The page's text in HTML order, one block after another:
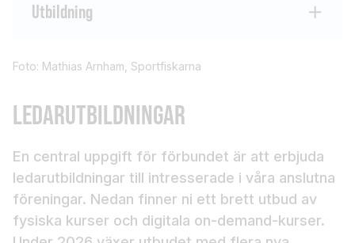
Utbildning
Foto: Mathias Arnham, Sportfiskarna
LEDARUTBILDNINGAR
En central uppgift för förbundet är att erbjuda
ledarutbildningar till intresserade i våra anslutna
föreningar. Nedan finner ni ett brett utbud av
fysiska kurser och digitala on-demand-kurser.